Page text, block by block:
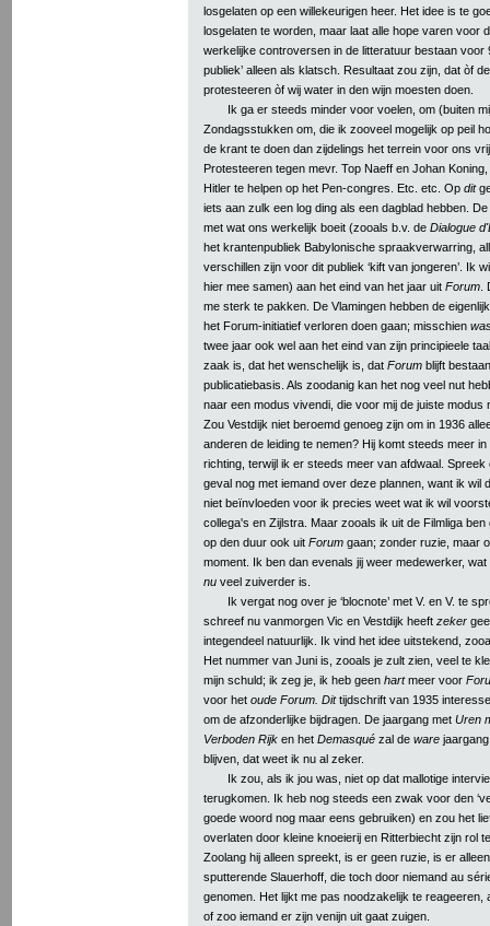
losgelaten op een willekeurigen heer. Het idee is te
losgelaten te worden, maar laat alle hope varen voor
werkelijke controversen in de litteratuur bestaan voor
publiek’ alleen als klatsch. Resultaat zou zijn, dat òf
protesteeren òf wij water in den wijn moesten doen.
Ik ga er steeds minder voor voelen, om (buiten
Zondagsstukken om, die ik zooveel mogelijk op peil
de krant te doen dan zijdelings het terrein voor ons
Protesteeren tegen mevr. Top Naeff en Johan
Hitler te helpen op het Pen-congres. Etc. etc. Op dit
iets aan zulk een log ding als een dagblad hebben. De
met wat ons werkelijk boeit (zooals b.v. de Dialogue
het krantenpubliek Babylonische spraakverwarring,
verschillen zijn voor dit publiek ‘kift van jongeren’. Ik
hier mee samen) aan het eind van het jaar uit Forum
me sterk te pakken. De Vlamingen hebben de
het Forum-initiatief verloren doen gaan; misschien
twee jaar ook wel aan het eind van zijn principieele
zaak is, dat het wenschelijk is, dat Forum blijft
publicatiebasis. Als zoodanig kan het nog veel nut
naar een modus vivendi, die voor mij de juiste modus
Zou Vestdijk niet beroemd genoeg zijn om in 1936
anderen de leiding te nemen? Hij komt steeds meer in
richting, terwijl ik er steeds meer van afdwaal. Spreek
geval nog met iemand over deze plannen, want ik wil
niet beïnvloeden voor ik precies weet wat ik wil
collega's en Zijlstra. Maar zooals ik uit de Filmliga ben
op den duur ook uit Forum gaan; zonder ruzie, maar
moment. Ik ben dan evenals jij weer medewerker,
nu veel zuiverder is.
Ik vergat nog over je ‘blocnote’ met V. en V. te
schreef nu vanmorgen Vic en Vestdijk heeft zeker
integendeel natuurlijk. Ik vind het idee uitstekend,
Het nummer van Juni is, zooals je zult zien, veel te
mijn schuld; ik zeg je, ik heb geen hartmeer voor
voor het oude Forum. Dittijdschrift van 1935
om de afzonderlijke bijdragen. De jaargang met Uren
Verboden Rijk en het Demasqué zal de ware jaargang
blijven, dat weet ik nu al zeker.
Ik zou, als ik jou was, niet op dat mallotige
terugkomen. Ik heb nog steeds een zwak voor den
goede woord nog maar eens gebruiken) en zou het
overlaten door kleine knoeierij en Ritterbiecht zijn rol
Zoolang hij alleen spreekt, is er geen ruzie, is er
sputterende Slauerhoff, die toch door niemand au
genomen. Het lijkt me pas noodzakelijk te reageeren,
of zoo iemand er zijn venijn uit gaat zuigen.